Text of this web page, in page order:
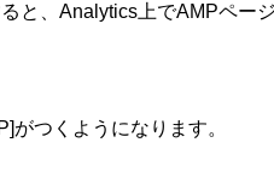
と、Analytics上でAMPペー
がつくようになります。